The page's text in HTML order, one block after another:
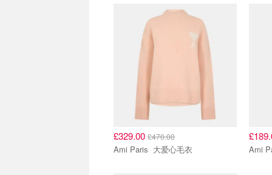
£329.00 £470.00
Ami Paris 大爱心毛衣